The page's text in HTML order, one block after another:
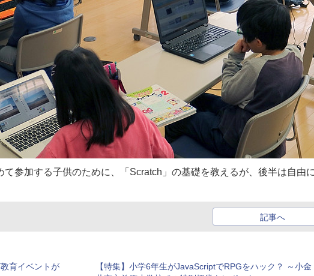
て参加する子供のために、「Scratch」の基礎を教えるが、後半は自由
記事へ
育イベントが
【特集】小学6年生がJavaScriptでRPGをハック？ ～小金